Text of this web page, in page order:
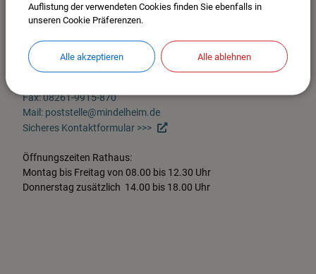
Stadt Mindelheim
Maximilianstr. 26
87719 Mindelheim
Im Stadtplan anzeigen >>>
Fax: 08261-9915-870
Mail: poststelle@mindelheim.de
Sicheres Kontaktformular >>>
Öffnungszeiten Rathaus:
Montag bis Freitag von 08.00 bis 12.30 Uhr
Donnerstag zusätzlich 14.00 bis 18.00 Uhr
Auflistung der verwendeten Cookies finden Sie ebenfalls in
unseren Cookie Präferenzen.
Alle akzeptieren Alle ablehnen